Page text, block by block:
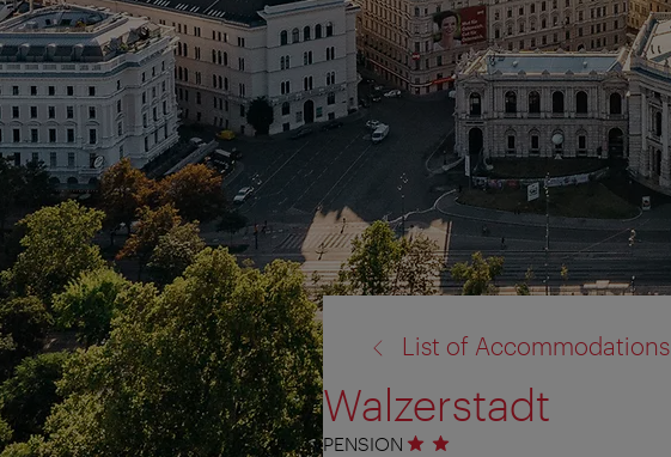
List of Accommodations
Walzerstadt
PENSION 2 estrellas